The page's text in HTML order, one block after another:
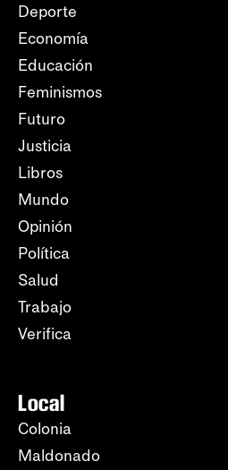
Deporte
Economía
Educación
Feminismos
Futuro
Justicia
Libros
Mundo
Opinión
Política
Salud
Trabajo
Verifica
Local
Colonia
Maldonado